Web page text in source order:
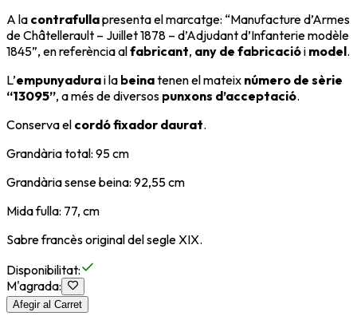
A la contrafullapresenta el marcatge: “Manufacture d’Armes
de Châtellerault – Juillet 1878 – d’Adjudant d’Infanterie modèle
1845”, en referència alfabricant, any de fabricaciói model.
L’empunyadurai la beinatenen el mateix número de sèrie
“13095”, a més de diversos punxons d’acceptació.
Conserva el cordó fixador daurat.
Grandària total: 95 cm
Grandària sense beina: 92,55 cm
Mida fulla: 77, cm
Sabre francès original del segle XIX.
Disponibilitat:
M'agrada:
Afegir al Carret